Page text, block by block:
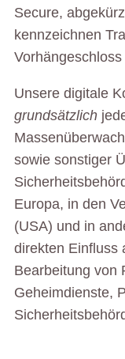
Secure,
kennzeichnen
Unsere digitale
grundsätzlich
sowie sonstiger
Europa, in den
(USA) und in
direkten Einfluss
Bearbeitung von
Geheimdienste,